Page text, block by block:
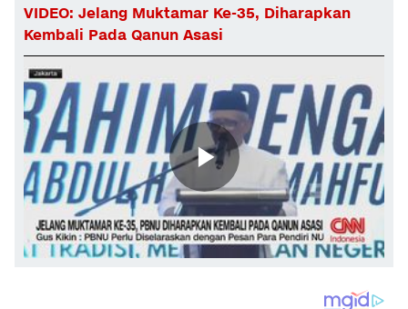
VIDEO: Jelang Muktamar Ke-35, Diharapkan
Kembali Pada Qanun Asasi